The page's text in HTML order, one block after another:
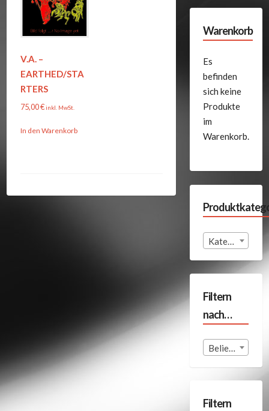
V.A. –
EARTHED/STA
RTERS
75,00€inkl. MwSt.
In den Warenkorb
Warenkorb
Es
befinden
sich keine
Produkte
im
Warenkorb.
Kategorie auswählen
Filtern
nach…
Beliebige Format
Filtern